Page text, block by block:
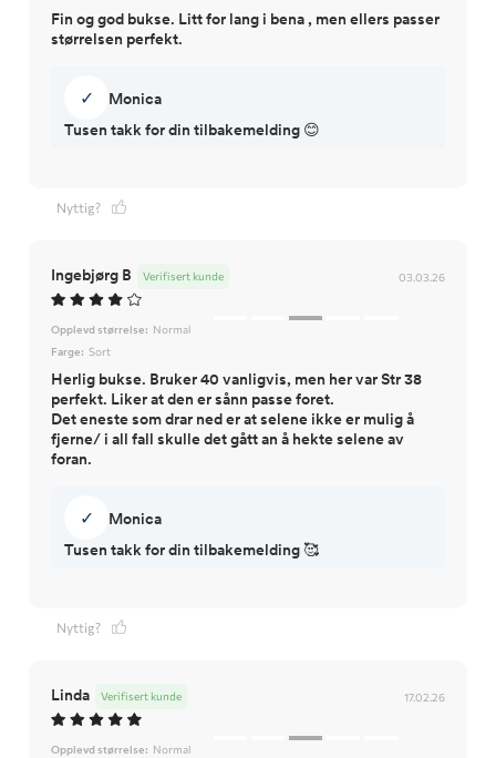
Fin og god bukse. Litt for lang i bena , men ellers passer
størrelsen perfekt.
✓
Monica
Tusen takk for din tilbakemelding 😊
Nyttig?
Ingebjørg B 03.03.26
Verifisert kunde
Opplevd størrelse: Normal
Farge: Sort
Herlig bukse. Bruker 40 vanligvis, men her var Str 38
perfekt. Liker at den er sånn passe foret.
Det eneste som drar ned er at selene ikke er mulig å
fjerne/ i all fall skulle det gått an å hekte selene av
foran.
✓
Monica
Tusen takk for din tilbakemelding 🥰
Nyttig?
Linda 17.02.26
Verifisert kunde
Opplevd størrelse: Normal